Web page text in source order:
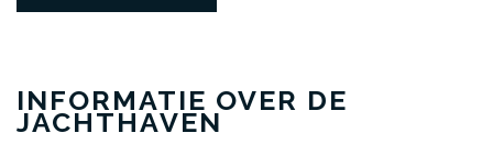
INFORMATIE OVER DE
JACHTHAVEN